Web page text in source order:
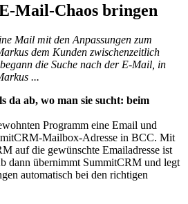
Mail-Chaos bringen
Mail mit den Anpassungen zum
dem Kunden zwischenzeitlich
die Suche nach der E-Mail, in
...
da ab, wo man sie sucht: beim
Programm eine Email und
Mailbox-Adresse in BCC. Mit
auf die gewünschte Emailadresse ist
dann übernimmt SummitCRM und legt
automatisch bei den richtigen